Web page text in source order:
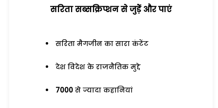
सरिता सब्सक्रिप्शन से जुड़ेें और पाएं
सरिता मैगजीन का सारा कंटेंट
देश विदेश के राजनैतिक मुद्दे
7000 से ज्यादा कहानियां